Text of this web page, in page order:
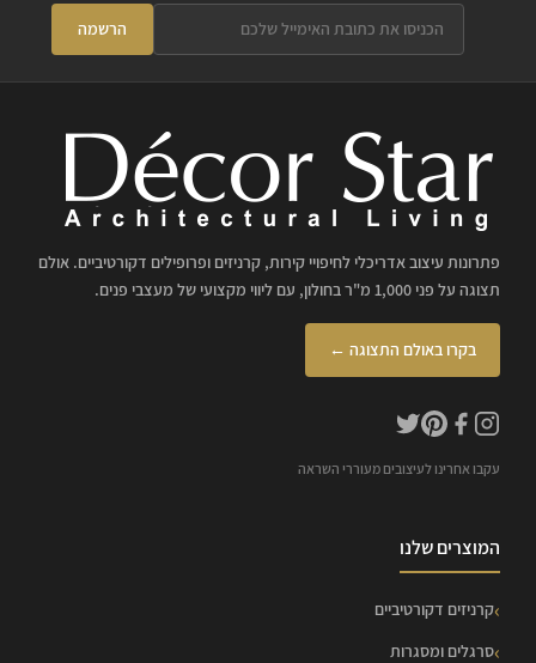
הרשמה
פתרונות עיצוב אדריכלי לחיפויי קירות, קרניזים ופרופילים דקורטיביים. אולם
תצוגה על פני 1,000 מ"ר בחולון, עם ליווי מקצועי של מעצבי פנים.
בקרו באולם התצוגה ←
עקבו אחרינו לעיצובים מעוררי השראה
המוצרים שלנו
קרניזים דקורטיביים
סרגלים ומסגרות